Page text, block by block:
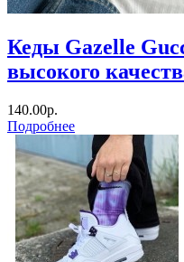
Кеды Gazelle
высокого
140.00р.
Подробнее